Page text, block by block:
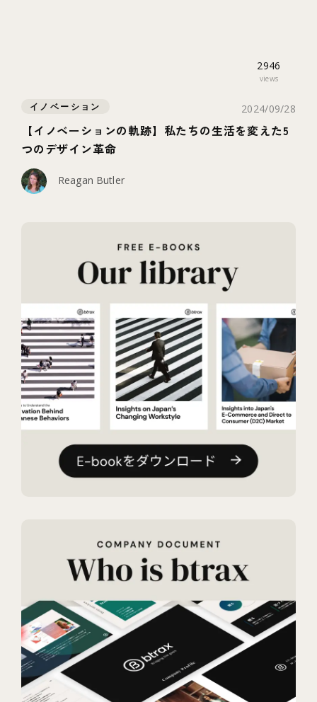
2946
views
イノベーション 2024/09/28
【イノベーションの軌跡】私たちの生活を変えた5
つのデザイン革命
Reagan Butler